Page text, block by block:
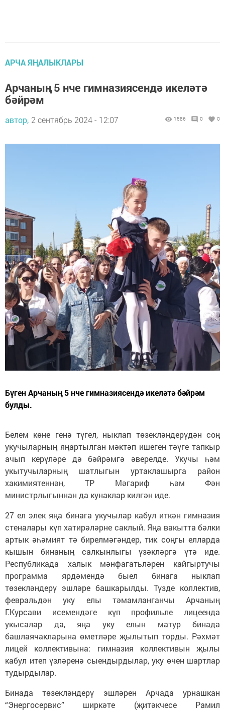
АРЧА ЯҢАЛЫКЛАРЫ
Арчаның 5 нче гимназиясендә икеләтә
бәйрәм
автор, 2 сентябрь 2024 - 12:07 1586 0 0
Бүген Арчаның 5 нче гимназиясендә икеләтә бәйрәм
булды.
Белем көне генә түгел, ныклап төзекләндерүдән соң
укучыларның яңартылган мәктәп ишеген тәүге тапкыр
ачып керүләре дә бәйрәмгә әверелде. Укучы һәм
укытучыларның шатлыгын уртаклашырга район
хакимиятеннән, ТР Мәгариф һәм Фән
министрлыгыннан да кунаклар килгән иде.
27 ел элек яңа бинага укучылар кабул иткән гимназия
стеналары күп хатирәләрне саклый. Яңа вакытта бәлки
артык әһәмият тә бирелмәгәндер, тик соңгы елларда
кышын бинаның салкынлыгы үзәкләргә үтә иде.
Республикада халык мәнфагатьләрен кайгыртучы
программа ярдәмендә быел бинага ныклап
төзекләндерү эшләре башкарылды. Түзде коллектив,
февральдән уку елы тәмамланганчы Арчаның
Г.Курсави исемендәге күп профильле лицеенда
укысалар да, яңа уку елын матур бинада
башлаячакларына өметләре җылытып торды. Рәхмәт
лицей коллективына: гимназия коллективын җылы
кабул итеп үзләренә сыендырдылар, уку өчен шартлар
тудырдылар.
Бинада төзекләндерү эшләрен Арчада урнашкан
“Энергосервис” ширкәте (җитәкчесе Рамил